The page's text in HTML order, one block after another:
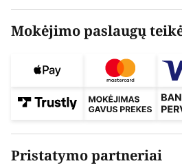
Mokėjimo paslaugų
Pristatymo partneriai